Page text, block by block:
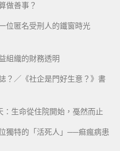
做善事？
位匿名受刑人的鐵窗時光
組織的財務透明
？／《社企是門好生意？》書
：生命從住院開始，戞然而止
獨特的「活死人」──痲瘋病患